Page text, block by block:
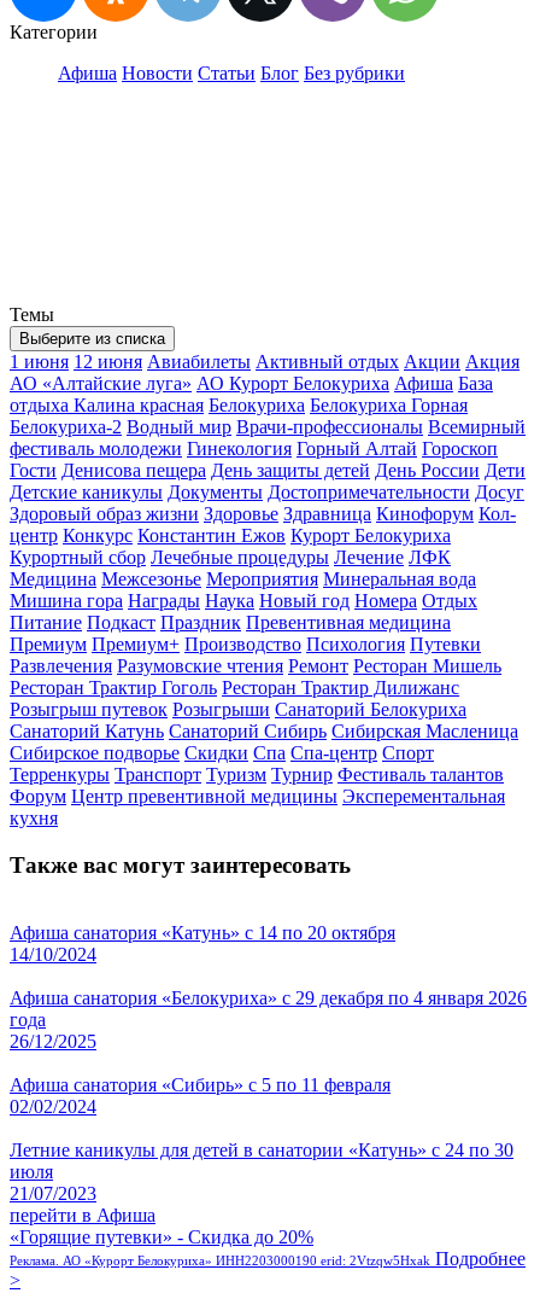
Категории
Афиша Новости Статьи Блог Без рубрики
Темы
Выберите из списка
1 июня 12 июня Авиабилеты Активный отдых Акции Акция
АО «Алтайские луга» АО Курорт Белокуриха Афиша База
отдыха Калина красная Белокуриха Белокуриха Горная
Белокуриха-2 Водный мир Врачи-профессионалы Всемирный
фестиваль молодежи Гинекология Горный Алтай Гороскоп
Гости Денисова пещера День защиты детей День России Дети
Детские каникулы Документы Достопримечательности Досуг
Здоровый образ жизни Здоровье Здравница Кинофорум Кол-
центр Конкурс Константин Ежов Курорт Белокуриха
Курортный сбор Лечебные процедуры Лечение ЛФК
Медицина Межсезонье Мероприятия Минеральная вода
Мишина гора Награды Наука Новый год Номера Отдых
Питание Подкаст Праздник Превентивная медицина
Премиум Премиум+ Производство Психология Путевки
Развлечения Разумовские чтения Ремонт Ресторан Мишель
Ресторан Трактир Гоголь Ресторан Трактир Дилижанс
Розыгрыш путевок Розыгрыши Санаторий Белокуриха
Санаторий Катунь Санаторий Сибирь Сибирская Масленица
Сибирское подворье Скидки Спа Спа-центр Спорт
Терренкуры Транспорт Туризм Турнир Фестиваль талантов
Форум Центр превентивной медицины Эксперементальная
кухня
Также вас могут заинтересовать
Афиша санатория «Катунь» с 14 по 20 октября
14/10/2024
Афиша санатория «Белокуриха» с 29 декабря по 4 января 2026
года
26/12/2025
Афиша санатория «Сибирь» с 5 по 11 февраля
02/02/2024
Летние каникулы для детей в санатории «Катунь» с 24 по 30
июля
21/07/2023
перейти в Афиша
«Горящие путевки» - Скидка до 20%
Реклама. АО «Курорт Белокуриха» ИНН2203000190 erid: 2Vtzqw5Hxak Подробнее
>